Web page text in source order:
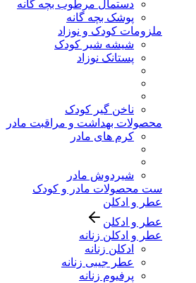
دستمال مرطوب بچه گانه
پوشک بچه گانه
ملزومات کودک و نوزاد
شیشه شیر کودک
پستانک نوزاد
ناخن گیر کودک
محصولات بهداشت و مراقبت مادر
کرم های مادر
شیردوش مادر
ست محصولات مادر و کودک
عطر و ادکلن
عطر و ادکلن
عطر و ادکلن زنانه
ادکلن زنانه
عطر جیبی زنانه
پرفیوم زنانه